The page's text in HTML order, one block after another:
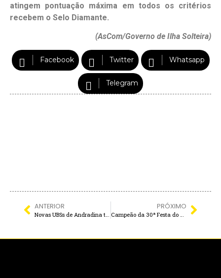
atingem pontuação máxima em todos os critérios
recebem o Selo Diamante.
(AsCom/Governo de Ilha Solteira)
Facebook Twitter Whatsapp
Telegram
ANTERIOR PRÓXIMO